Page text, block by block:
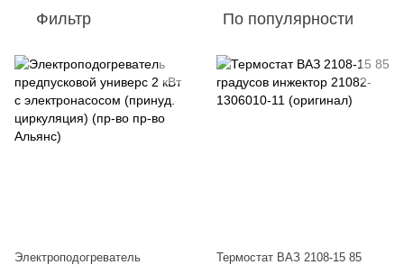
Фильтр По популярности
Электроподогреватель
Термостат ВАЗ 2108-15 85